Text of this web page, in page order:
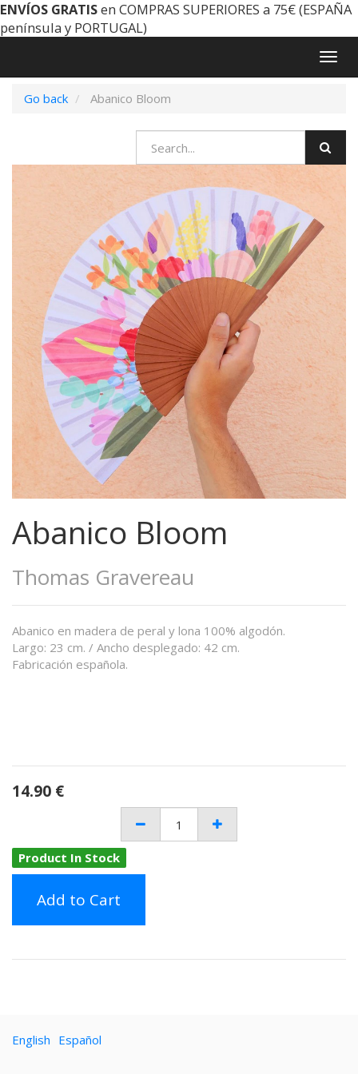
ENVÍOS GRATISen COMPRAS SUPERIORES a 75€ (ESPAÑA
península y PORTUGAL)
Go back
Abanico Bloom
Abanico Bloom
Thomas Gravereau
Abanico en madera de peral y lona 100% algodón.
Largo: 23 cm. / Ancho desplegado: 42 cm.
Fabricación española.
14.90 €
Product In Stock
Add to Cart
English Español